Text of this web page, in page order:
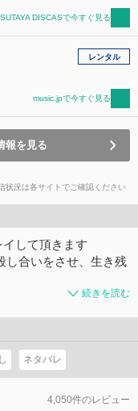
DISCASで今すぐ見る
レンタル
music.jpで今すぐ見る
報を見る
状況は各サイトでご確認ください
イして頂きます
合いをさせ、生き残
続きを読む
ネタバレ
4,050件のレビュー